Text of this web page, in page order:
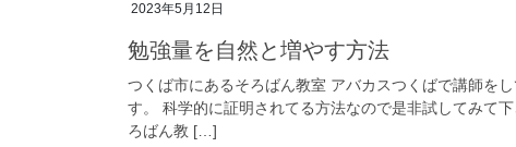
2023年5月12日
勉強量を自然と増やす方法
つくば市にあるそろばん教室 アバカスつくばで講師を
す。 科学的に証明されてる方法なので是非試してみて
ろばん教 […]